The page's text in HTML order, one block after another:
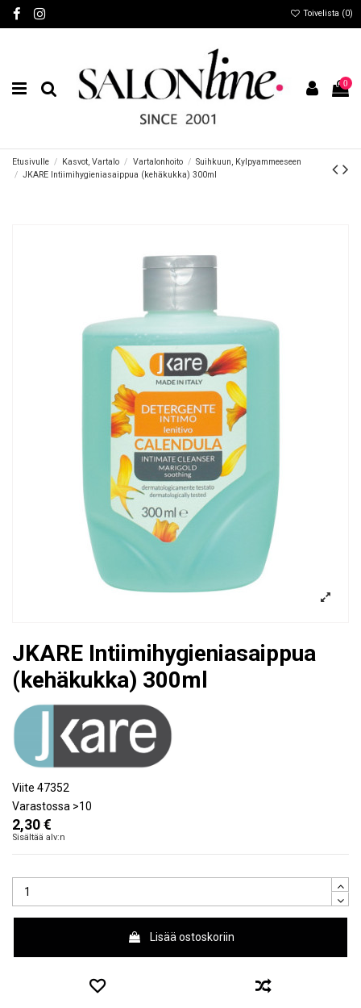
Toivelista (0)
0
Etusivulle Kasvot, Vartalo Vartalonhoito
Suihkuun, Kylpyammeeseen
JKARE Intiimihygieniasaippua (kehäkukka) 300ml
JKARE Intiimihygieniasaippua
(kehäkukka) 300ml
Viite 47352
Varastossa >10
2,30 €
Sisältää alv:n
Lisää ostoskoriin